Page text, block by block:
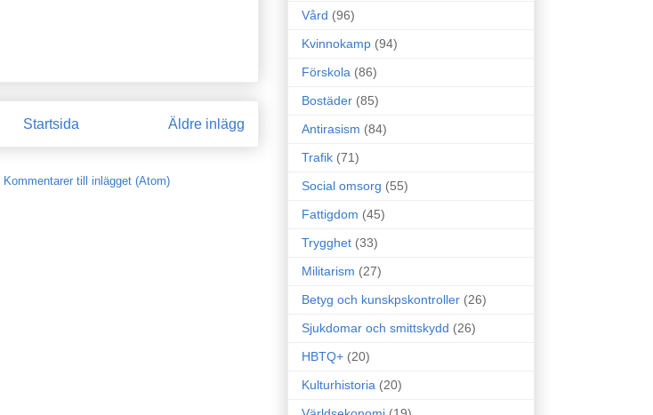
Äldre inlägg
Startsida
Kommentarer till inlägget (Atom)
Vård (96)
Kvinnokamp (94)
Förskola (86)
Bostäder (85)
Antirasism (84)
Trafik (71)
Social omsorg (55)
Fattigdom (45)
Trygghet (33)
Militarism (27)
Betyg och kunskpskontroller (26)
Sjukdomar och smittskydd (26)
HBTQ+ (20)
Kulturhistoria (20)